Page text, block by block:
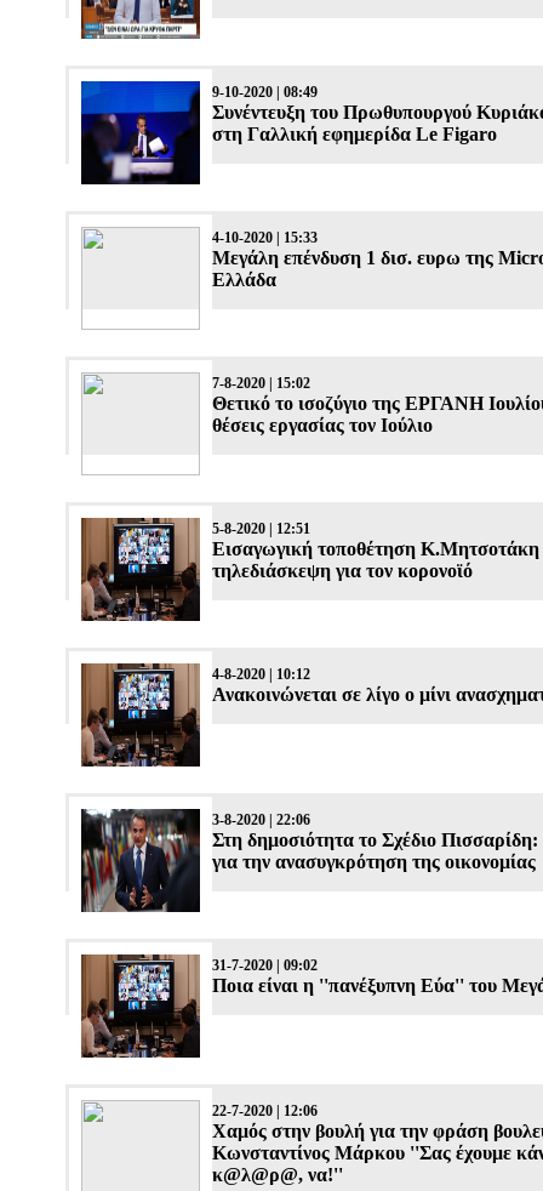
9-10-2020 | 08:49
Συνέντευξη του Πρωθυπουργού
στη Γαλλική εφημερίδα Le Figaro
4-10-2020 | 15:33
Μεγάλη επένδυση 1 δισ. ευρω της
Ελλάδα
7-8-2020 | 15:02
Θετικό το ισοζύγιο της ΕΡΓΑΝΗ
θέσεις εργασίας τον Ιούλιο
5-8-2020 | 12:51
Εισαγωγική τοποθέτηση Κ.Μητσοτάκη
τηλεδιάσκεψη για τον κορονοϊό
4-8-2020 | 10:12
Ανακοινώνεται σε λίγο ο μίνι
3-8-2020 | 22:06
Στη δημοσιότητα το Σχέδιο Πισσαρίδη:
για την ανασυγκρότηση της οικονομίας
31-7-2020 | 09:02
Ποια είναι η ''πανέξυπνη Εύα'' του
22-7-2020 | 12:06
Χαμός στην βουλή για την φράση
Κωνσταντίνος Μάρκου ''Σας έχουμε
κ@λ@ρ@, να!''